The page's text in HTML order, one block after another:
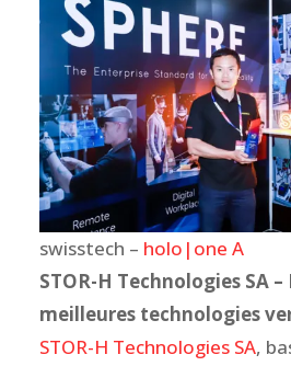
swisstech – holo|one A
STOR-H Technologies SA –
meilleures technologies
STOR-H Technologies SA,